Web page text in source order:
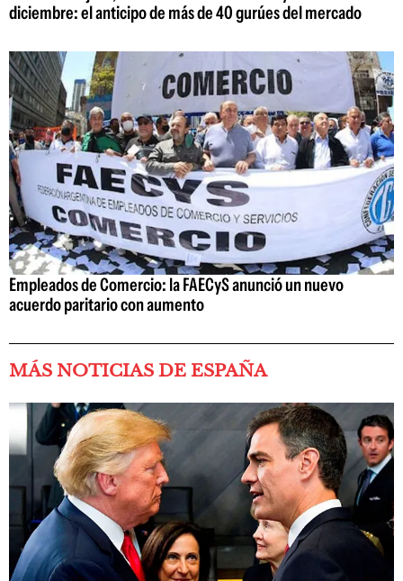
diciembre: el anticipo de más de 40 gurúes del mercado
Empleados de Comercio: la FAECyS anunció un nuevo
acuerdo paritario con aumento
MÁS NOTICIAS DE ESPAÑA